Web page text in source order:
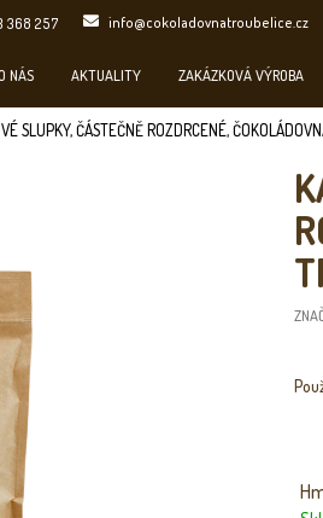
368 257 info@cokoladovnatroubelice.cz
NÁS AKTUALITY ZAKÁZKOVÁ VÝROBA
SLUPKY, ČÁSTEČNĚ ROZDRCENÉ,